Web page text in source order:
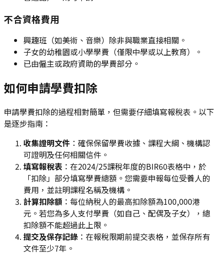
不合資格費用
興趣班（如美術、音樂）除非與職業直接相關。
子女的幼稚園或小學學費（僅限中學或以上教育）。
已由僱主或政府資助的學費部分。
如何申請學費扣除
申請學費扣除的過程相對簡單，但需要仔細填寫報稅表。以下
是逐步指南：
收集證明文件 ：確保保留學費收據、課程大綱、機構認
可證明及任何相關信件。
填寫報稅表 ：在2024/25課稅年度的BIR60表格中，於
「扣除」部分填寫學費總額。您需要申報每位受養人的
費用，並註明課程名稱及機構。
計算扣除額 ：每位納稅人的最高扣除額為100,000港
元。若您為多人支付學費（如自己、配偶及子女），總
扣除額不能超過此上限。
提交及保存記錄 ：在報稅限期前提交表格，並保存所有
文件至少7年。